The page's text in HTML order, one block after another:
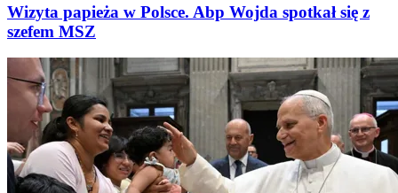
Wizyta papieża w Polsce. Abp Wojda spotkał się z
szefem MSZ